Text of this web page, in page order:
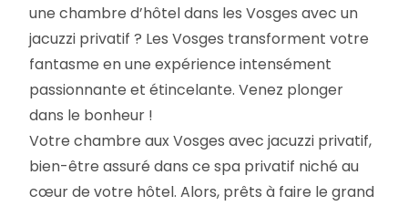
une chambre d’hôtel dans les Vosges avec un
jacuzzi privatif ? Les Vosges transforment votre
fantasme en une expérience intensément
passionnante et étincelante. Venez plonger
dans le bonheur !
Votre chambre aux Vosges avec jacuzzi privatif,
bien-être assuré dans ce spa privatif niché au
cœur de votre hôtel. Alors, prêts à faire le grand